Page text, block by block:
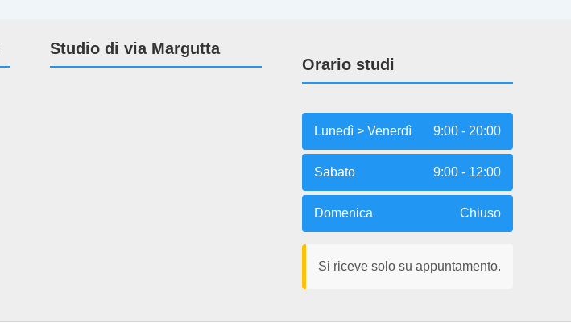
Studio di via Margutta
Orario studi
Lunedì > Venerdì 9:00 - 20:00
Sabato 9:00 - 12:00
Domenica Chiuso
Si riceve solo su appuntamento.